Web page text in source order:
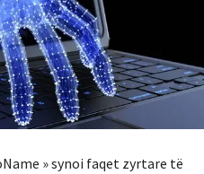
» synoi faqet zyrtare të